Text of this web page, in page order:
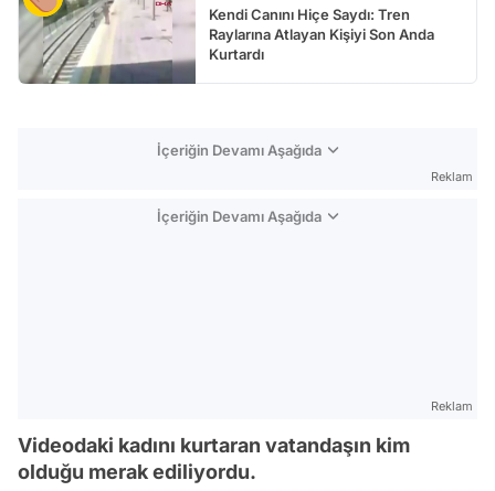
Kendi Canını Hiçe Saydı: Tren
Raylarına Atlayan Kişiyi Son Anda
Kurtardı
İçeriğin Devamı Aşağıda
Reklam
İçeriğin Devamı Aşağıda
Reklam
Videodaki kadını kurtaran vatandaşın kim
olduğu merak ediliyordu.